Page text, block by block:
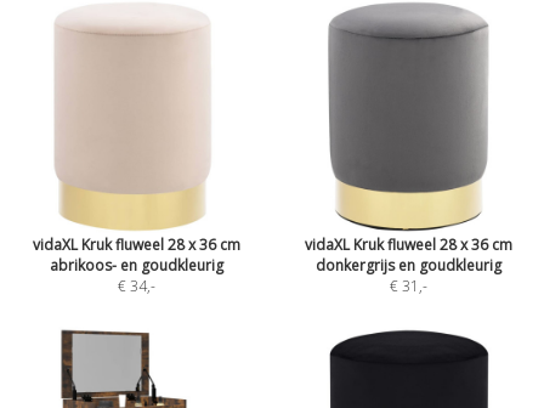
vidaXL Kruk fluweel 28 x 36 cm
abrikoos- en goudkleurig
€ 34,-
vidaXL Kruk fluweel 28 x 36 cm
donkergrijs en goudkleurig
€ 31 ,-